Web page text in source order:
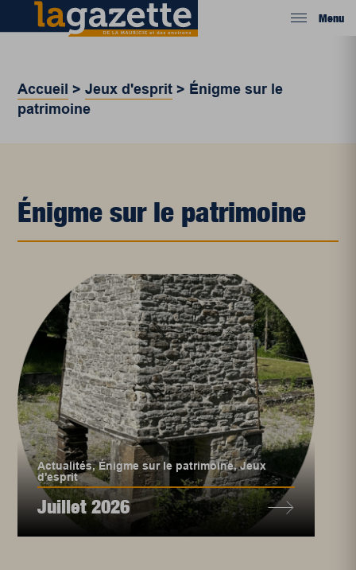
Menu
Accueil >Jeux d'esprit > Énigme sur le
patrimoine
Énigme sur le patrimoine
Actualités,Énigme sur le patrimoine,Jeux
d'esprit
Juillet 2026